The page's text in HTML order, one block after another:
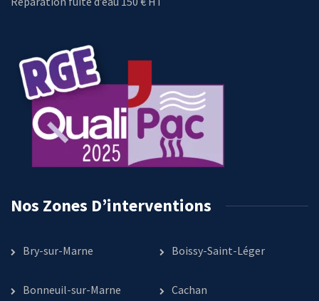
Nos Zones D’interventions
Bry-sur-Marne Boissy-Saint-Léger
Bonneuil-sur-Marne Cachan